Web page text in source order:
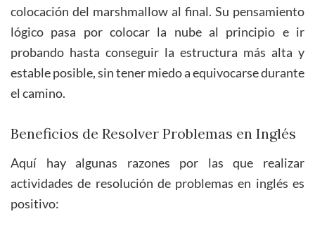
colocación del marshmallow al final. Su pensamiento
lógico pasa por colocar la nube al principio e ir
probando hasta conseguir la estructura más alta y
estable posible, sin tener miedo a equivocarse durante
el camino.
Beneficios de Resolver Problemas en Inglés
Aquí hay algunas razones por las que realizar
actividades de resolución de problemas en inglés es
positivo: